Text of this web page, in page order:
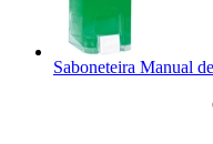
Saboneteira Manual